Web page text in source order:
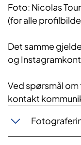
Foto: Nicolas
(for alle
Det samme
og
Ved spørsmål
kontakt